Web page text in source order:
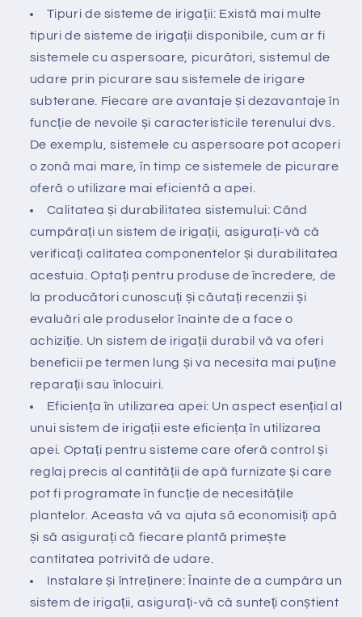
Tipuri de sisteme de irigații: Există mai multe
tipuri de sisteme de irigații disponibile, cum ar fi
sistemele cu aspersoare, picurători, sistemul de
udare prin picurare sau sistemele de irigare
subterane. Fiecare are avantaje și dezavantaje în
funcție de nevoile și caracteristicile terenului dvs.
De exemplu, sistemele cu aspersoare pot acoperi
o zonă mai mare, în timp ce sistemele de picurare
oferă o utilizare mai eficientă a apei.
Calitatea și durabilitatea sistemului: Când
cumpărați un sistem de irigații, asigurați-vă că
verificați calitatea componentelor și durabilitatea
acestuia. Optați pentru produse de încredere, de
la producători cunoscuți și căutați recenzii și
evaluări ale produselor înainte de a face o
achiziție. Un sistem de irigații durabil vă va oferi
beneficii pe termen lung și va necesita mai puține
reparații sau înlocuiri.
Eficiența în utilizarea apei: Un aspect esențial al
unui sistem de irigații este eficiența în utilizarea
apei. Optați pentru sisteme care oferă control și
reglaj precis al cantității de apă furnizate și care
pot fi programate în funcție de necesitățile
plantelor. Aceasta vă va ajuta să economisiți apă
și să asigurați că fiecare plantă primește
cantitatea potrivită de udare.
Instalare și întreținere: Înainte de a cumpăra un
sistem de irigații, asigurați-vă că sunteți conștient